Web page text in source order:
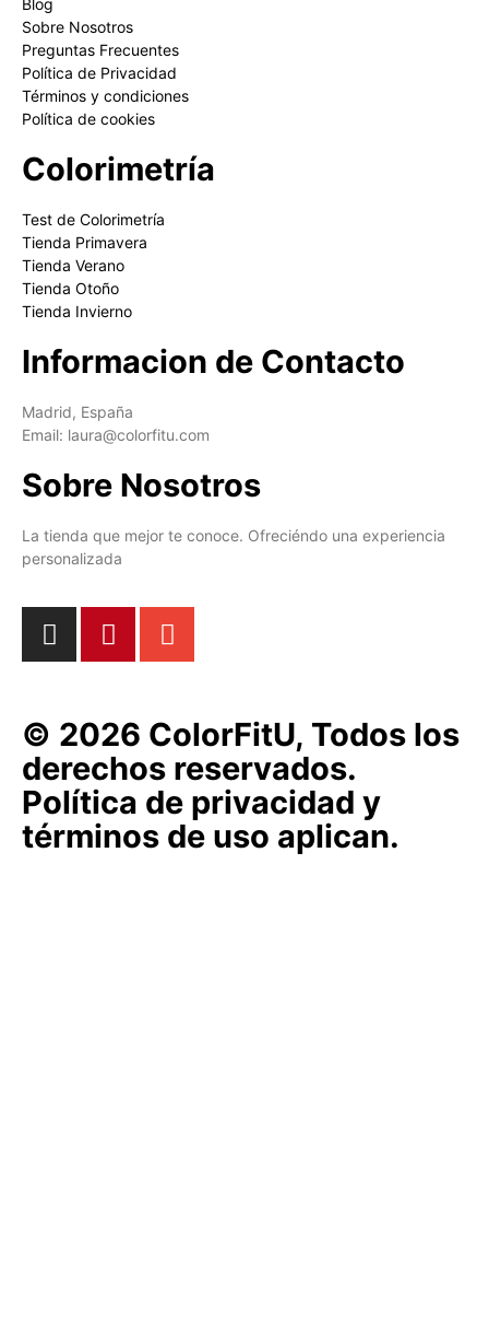
Sobre Nosotros
Preguntas Frecuentes
Política de Privacidad
Términos y condiciones
Política de cookies
Colorimetría
Test de Colorimetría
Tienda Primavera
Tienda Verano
Tienda Otoño
Tienda Invierno
Informacion de Contacto
Madrid, España
Email: laura@colorfitu.com
Sobre Nosotros
La tienda que mejor te conoce. Ofreciéndo una experiencia
personalizada
© 2026 ColorFitU, Todos los
derechos reservados.
Política de privacidad y
términos de uso aplican.